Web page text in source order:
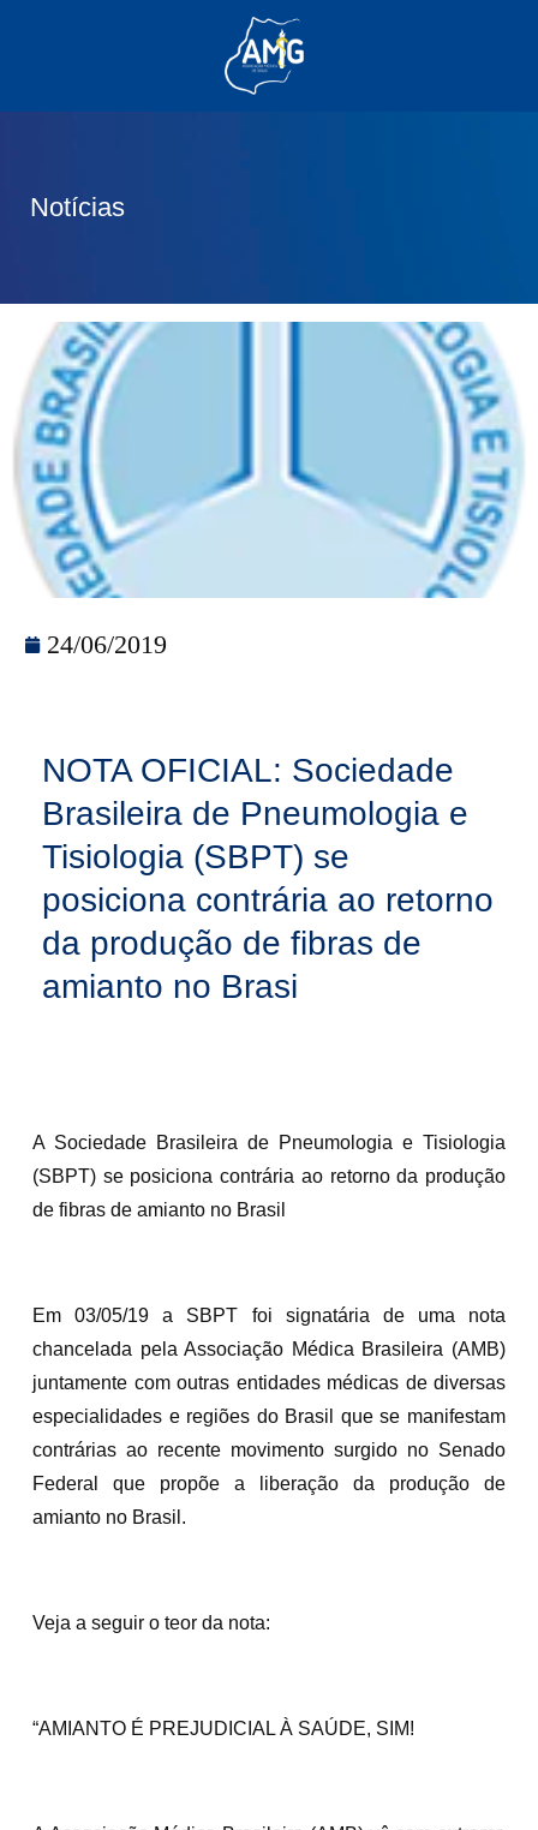
Notícias
24/06/2019
NOTA OFICIAL: Sociedade
Brasileira de Pneumologia e
Tisiologia (SBPT) se
posiciona contrária ao retorno
da produção de fibras de
amianto no Brasi
A Sociedade Brasileira de Pneumologia e Tisiologia
(SBPT) se posiciona contrária ao retorno da produção
de fibras de amianto no Brasil
Em 03/05/19 a SBPT foi signatária de uma nota
chancelada pela Associação Médica Brasileira (AMB)
juntamente com outras entidades médicas de diversas
especialidades e regiões do Brasil que se manifestam
contrárias ao recente movimento surgido no Senado
Federal que propõe a liberação da produção de
amianto no Brasil.
Veja a seguir o teor da nota:
“AMIANTO É PREJUDICIAL À SAÚDE, SIM!